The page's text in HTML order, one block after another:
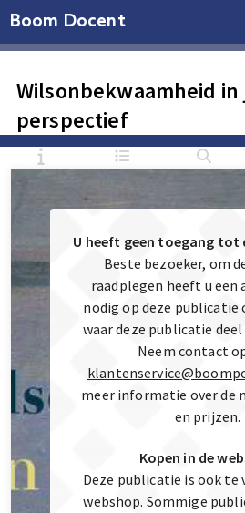
Boom Docent
Wilsonbekwaamheid in
perspectief
U heeft geen toegang tot
Beste bezoeker, om
raadplegen heeft u een
nodig op deze publicatie
waar deze publicatie
Neem contact
meer informatie over de
en prijzen.
Kopen in de
Deze publicatie is ook te
webshop. Sommige